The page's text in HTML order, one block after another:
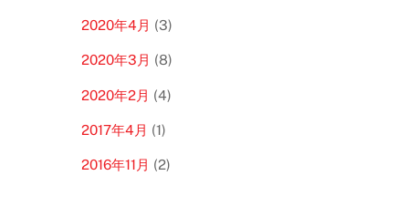
2020年4月 (3)
2020年3月 (8)
2020年2月 (4)
2017年4月 (1)
2016年11月 (2)